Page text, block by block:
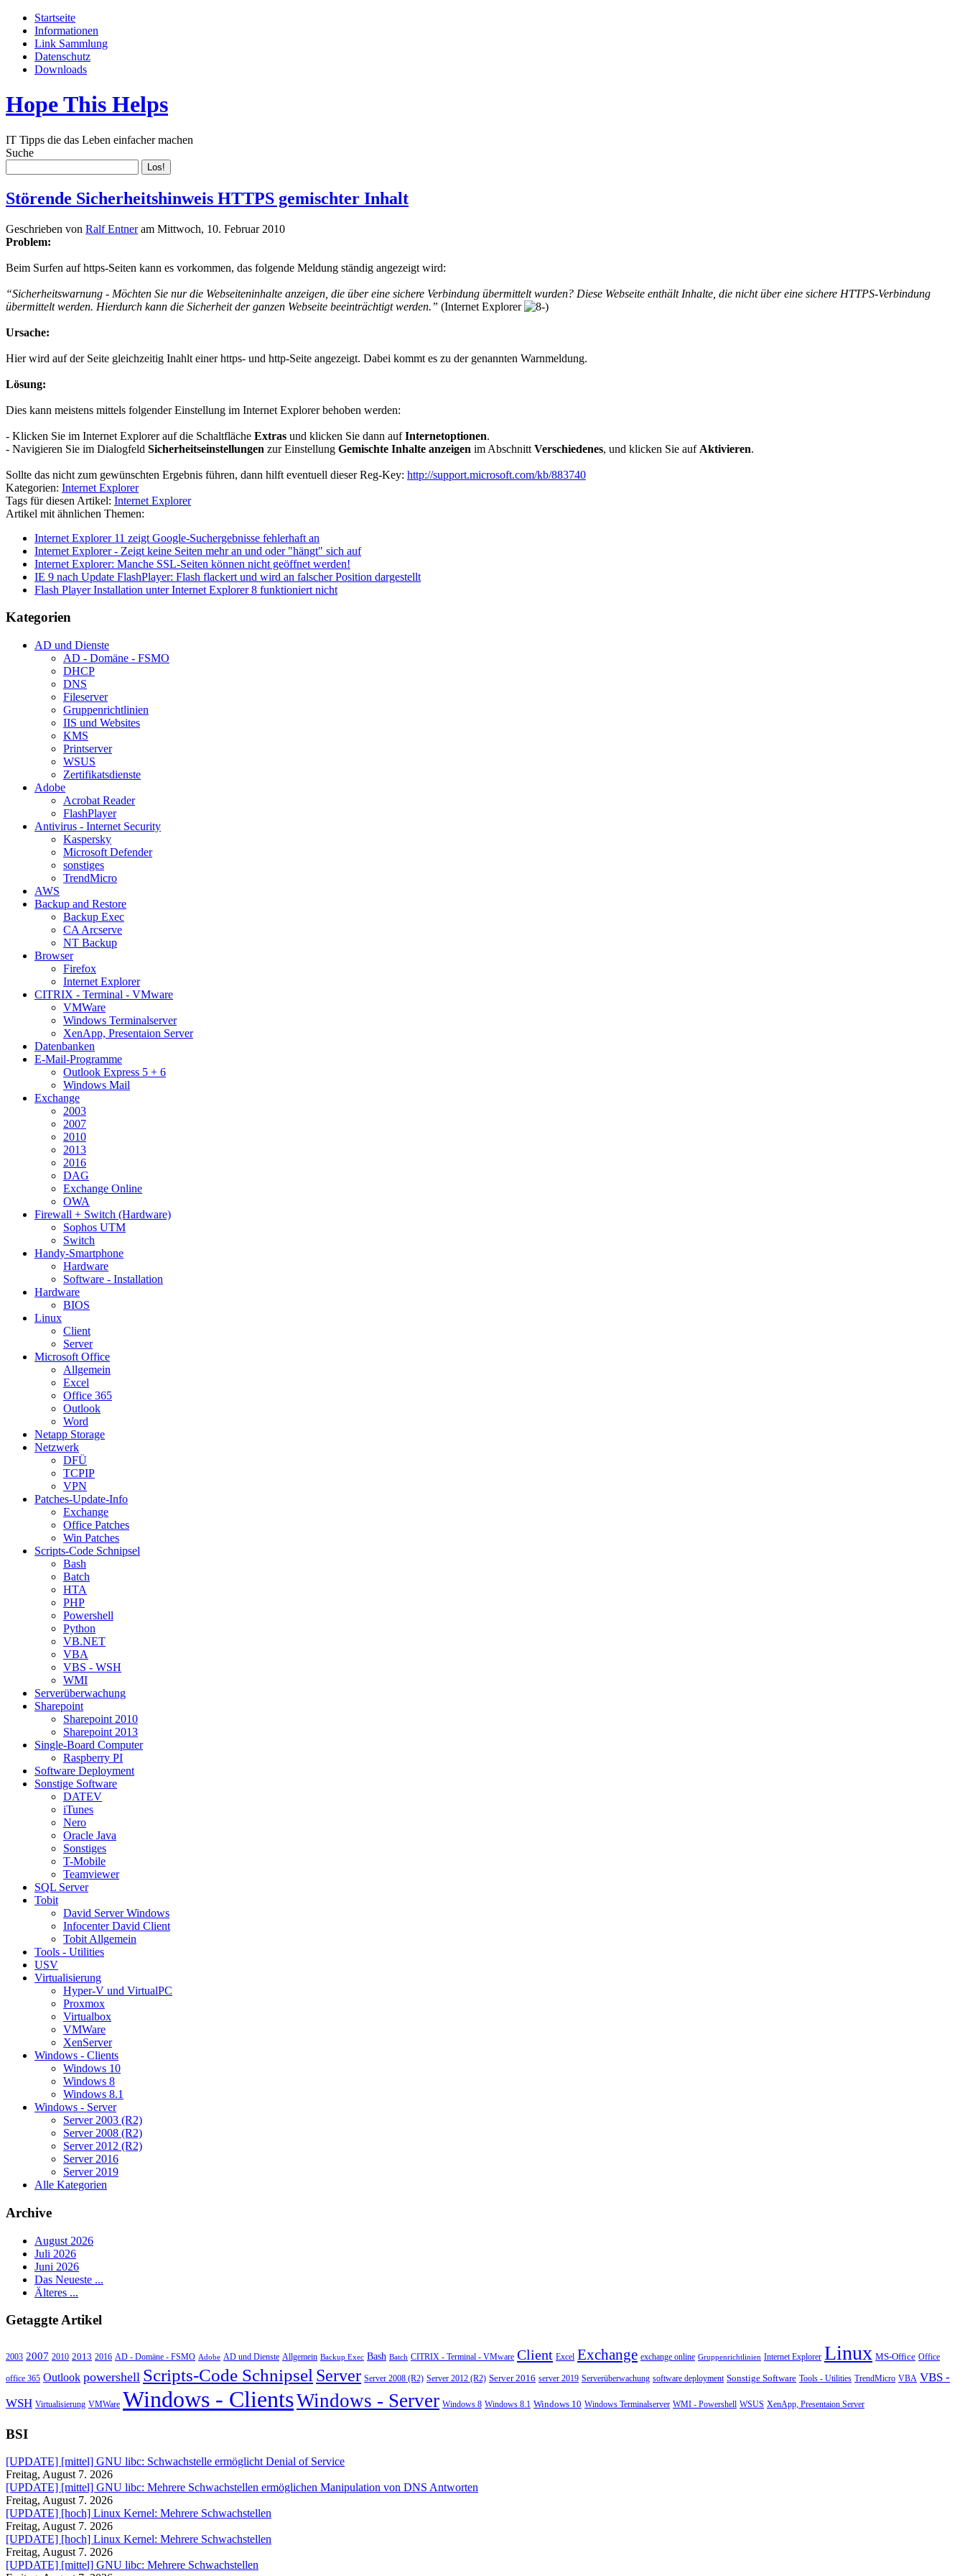
Startseite
Informationen
Link Sammlung
Datenschutz
Downloads
Hope This Helps
IT Tipps die das Leben einfacher machen
Suche
Störende Sicherheitshinweis HTTPS gemischter Inhalt
Geschrieben von Ralf Entneram Mittwoch, 10. Februar 2010
Problem:
Beim Surfen auf https-Seiten kann es vorkommen, das folgende Meldung ständig angezeigt wird:
“Sicherheitswarnung - Möchten Sie nur die Webseiteninhalte anzeigen, die über eine sichere Verbindung übermittelt wurden? Diese Webseite enthält Inhalte, die nicht über eine sichere HTTPS-Verbindung
übermittelt werden. Hierdurch kann die Sicherheit der ganzen Webseite beeinträchtigt werden.” (Internet Explorer
Ursache:
Hier wird auf der Seite gleichzeitig Inahlt einer https- und http-Seite angezeigt. Dabei kommt es zu der genannten Warnmeldung.
Lösung:
Dies kann meistens mittels folgender Einstellung im Internet Explorer behoben werden:
- Klicken Sie im Internet Explorer auf die Schaltfläche Extras und klicken Sie dann aufInternetoptionen.
- Navigieren Sie im Dialogfeld Sicherheitseinstellungen zur Einstellung Gemischte Inhalte anzeigen im Abschnitt Verschiedenes, und klicken Sie auf Aktivieren.
Sollte das nicht zum gewünschten Ergebnis führen, dann hilft eventuell dieser Reg-Key: http://support.microsoft.com/kb/883740
Kategorien: Internet Explorer
Tags für diesen Artikel: Internet Explorer
Artikel mit ähnlichen Themen:
Internet Explorer 11 zeigt Google-Suchergebnisse fehlerhaft an
Internet Explorer - Zeigt keine Seiten mehr an und oder "hängt" sich auf
Internet Explorer: Manche SSL-Seiten können nicht geöffnet werden!
IE 9 nach Update FlashPlayer: Flash flackert und wird an falscher Position dargestellt
Flash Player Installation unter Internet Explorer 8 funktioniert nicht
Kategorien
AD und Dienste
AD - Domäne - FSMO
DHCP
DNS
Fileserver
Gruppenrichtlinien
IIS und Websites
KMS
Printserver
WSUS
Zertifikatsdienste
Adobe
Acrobat Reader
FlashPlayer
Antivirus - Internet Security
Kaspersky
Microsoft Defender
sonstiges
TrendMicro
AWS
Backup and Restore
Backup Exec
CA Arcserve
NT Backup
Browser
Firefox
Internet Explorer
CITRIX - Terminal - VMware
VMWare
Windows Terminalserver
XenApp, Presentaion Server
Datenbanken
E-Mail-Programme
Outlook Express 5 + 6
Windows Mail
Exchange
2003
2007
2010
2013
2016
DAG
Exchange Online
OWA
Firewall + Switch (Hardware)
Sophos UTM
Switch
Handy-Smartphone
Hardware
Software - Installation
Hardware
BIOS
Linux
Client
Server
Microsoft Office
Allgemein
Excel
Office 365
Outlook
Word
Netapp Storage
Netzwerk
DFÜ
TCPIP
VPN
Patches-Update-Info
Exchange
Office Patches
Win Patches
Scripts-Code Schnipsel
Bash
Batch
HTA
PHP
Powershell
Python
VB.NET
VBA
VBS - WSH
WMI
Serverüberwachung
Sharepoint
Sharepoint 2010
Sharepoint 2013
Single-Board Computer
Raspberry PI
Software Deployment
Sonstige Software
DATEV
iTunes
Nero
Oracle Java
Sonstiges
T-Mobile
Teamviewer
SQL Server
Tobit
David Server Windows
Infocenter David Client
Tobit Allgemein
Tools - Utilities
USV
Virtualisierung
Hyper-V und VirtualPC
Proxmox
Virtualbox
VMWare
XenServer
Windows - Clients
Windows 10
Windows 8
Windows 8.1
Windows - Server
Server 2003 (R2)
Server 2008 (R2)
Server 2012 (R2)
Server 2016
Server 2019
Alle Kategorien
Archive
August 2026
Juli 2026
Juni 2026
Das Neueste ...
Älteres ...
Getaggte Artikel
2003 2007 2010 2013 2016 AD - Domäne - FSMO Adobe AD und Dienste Allgemein Backup Exec Bash Batch CITRIX - Terminal - VMware Client Excel Exchange exchange online Gruppenrichtlinien Internet Explorer Linux MS-Office Office
office 365 Outlook powershell Scripts-Code SchnipselServer Server 2008 (R2) Server 2012 (R2) Server 2016 server 2019 Serverüberwachung software deployment Sonstige Software Tools - Utilities TrendMicro VBA VBS -
WSH Virtualisierung VMWare Windows - ClientsWindows - Server Windows 8 Windows 8.1 Windows 10 Windows Terminalserver WMI - Powershell WSUS XenApp, Presentaion Server
BSI
[UPDATE] [mittel] GNU libc: Schwachstelle ermöglicht Denial of Service
Freitag, August 7. 2026
[UPDATE] [mittel] GNU libc: Mehrere Schwachstellen ermöglichen Manipulation von DNS Antworten
Freitag, August 7. 2026
[UPDATE] [hoch] Linux Kernel: Mehrere Schwachstellen
Freitag, August 7. 2026
[UPDATE] [hoch] Linux Kernel: Mehrere Schwachstellen
Freitag, August 7. 2026
[UPDATE] [mittel] GNU libc: Mehrere Schwachstellen